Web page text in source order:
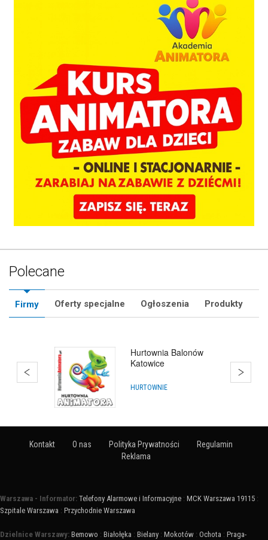
Polecane
Firmy Oferty specjalne Ogłoszenia Produkty
Hurtownia Animatora
HURTOWNIE
Kontakt O nas Polityka Prywatności
Regulamin
Reklama
Warszawa - Informator: Telefony Alarmowe i Informacyjne : MCK Warszawa 19115 :
Szpitale Warszawa : Przychodnie Warszawa
Dzielnice Warszawy: Bemowo : Białołęka : Bielany : Mokotów : Ochota : Praga-